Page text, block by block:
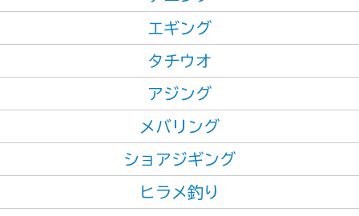
エギング
タチウオ
アジング
メバリング
ショアジギング
ヒラメ釣り